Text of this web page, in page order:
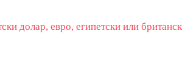
долар, евро, египетски или